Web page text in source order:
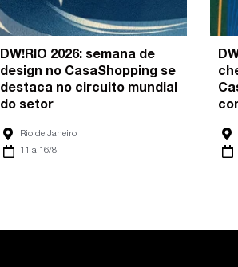
DW!RIO 2026: semana de
design no CasaShopping se
destaca no circuito mundial
do setor
Rio de Janeiro
11 a 16/8